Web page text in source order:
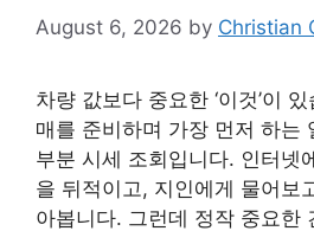
August 6, 2026 by Christian
차량 값보다 중요한 ‘이것’이
매를 준비하며 가장 먼저 하는
부분 시세 조회입니다. 인터넷
을 뒤적이고, 지인에게 물어보
아봅니다. 그런데 정작 중요한